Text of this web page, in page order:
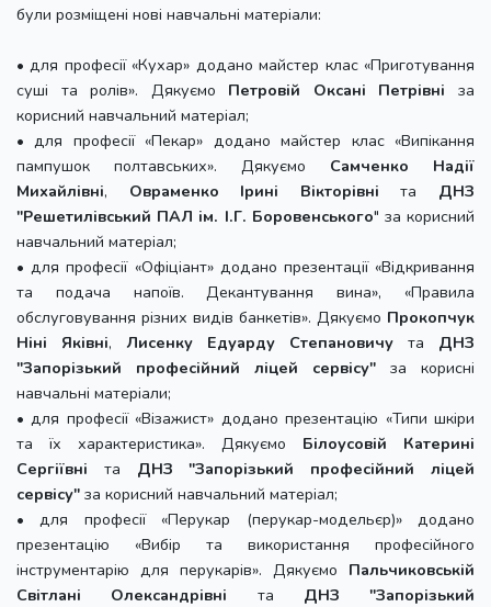
були розміщені нові навчальні матеріали:
• для професії «Кухар» додано майстер клас «Приготування
суші та ролів». Дякуємо Петровій Оксані Петрівні за
корисний навчальний матеріал;
• для професії «Пекар» додано майстер клас «Випікання
пампушок полтавських». Дякуємо Самченко Надії
Михайлівні, Овраменко Ірині Вікторівні та ДНЗ
"Решетилівський ПАЛ ім. І.Г. Боровенського" за корисний
навчальний матеріал;
• для професії «Офіціант» додано презентації «Відкривання
та подача напоїв. Декантування вина», «Правила
обслуговування різних видів банкетів». Дякуємо Прокопчук
Ніні Яківні, Лисенку Едуарду Степановичу та ДНЗ
"Запорізький професійний ліцей сервісу" за корисні
навчальні матеріали;
• для професії «Візажист» додано презентацію «Типи шкіри
та їх характеристика». Дякуємо Білоусовій Катерині
Сергіївні та ДНЗ "Запорізький професійний ліцей
сервісу" за корисний навчальний матеріал;
• для професії «Перукар (перукар-модельєр)» додано
презентацію «Вибір та використання професійного
інструментарію для перукарів». Дякуємо Пальчиковській
Світлані Олександрівні та ДНЗ "Запорізький